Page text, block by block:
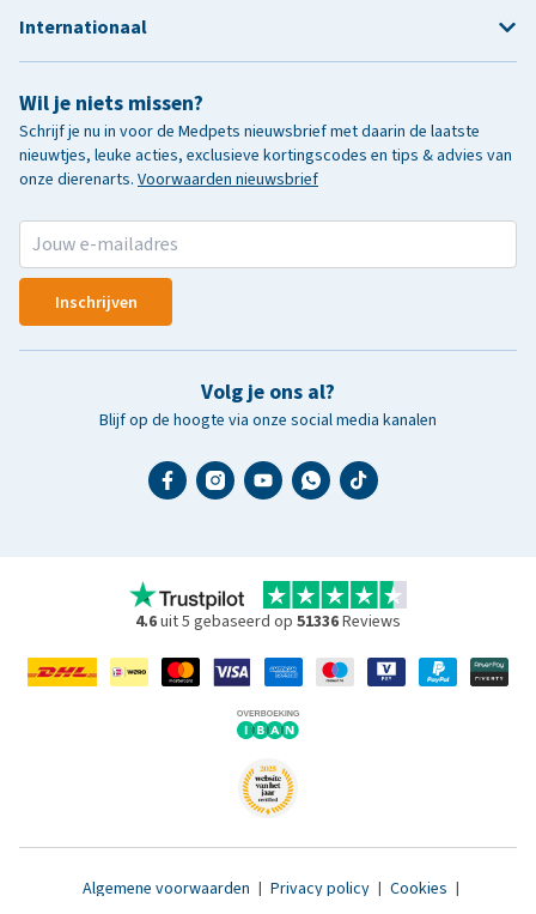
Wil je niets missen?
Schrijf je nu in voor de Medpets nieuwsbrief met daarin de laatste
nieuwtjes, leuke acties, exclusieve kortingscodes en tips & advies van
onze dierenarts. Voorwaarden nieuwsbrief
Inschrijven
Volg je ons al?
Blijf op de hoogte via onze social media kanalen
Internationaal
4.6uit 5 gebaseerd op 51336Reviews
Algemene voorwaarden | Privacy policy | Cookies |